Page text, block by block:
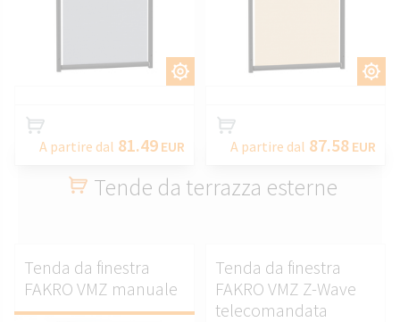
PERSONALIZZARE.
A partire dal 81.49 EUR
PERSONALIZZARE.
A partire dal 87.58 EUR
Tende da terrazza esterne
Tenda da finestra
FAKRO VMZ manuale
Tenda da finestra
FAKRO VMZ Z-Wave
telecomandata